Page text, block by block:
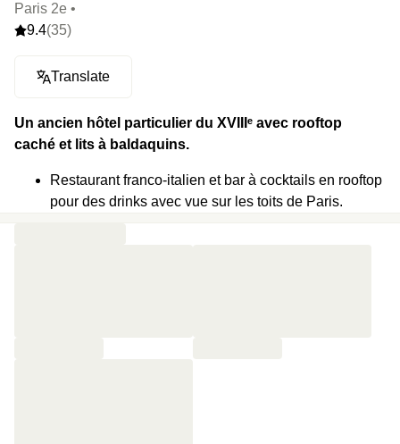
Paris 2e •
9.4(35)
Translate
Un ancien hôtel particulier du XVIIIᵉ avec rooftop
caché et lits à baldaquins.
Restaurant franco-italien et bar à cocktails en rooftop
pour des drinks avec vue sur les toits de Paris.